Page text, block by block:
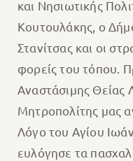
και Νησιωτικής
Κουτουλάκης, ο
Στανίτσας και οι
φορείς του τόπου.
Αναστάσιμης Θείας
Μητροπολίτης μας
Λόγο του Αγίου
ευλόγησε τα